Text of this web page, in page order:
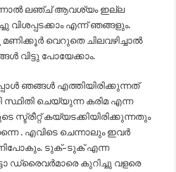
ലഞ്ച് ആവശ്യം ഇല്ല
വിശപ്പടക്കാം എന്ന് ഞങ്ങളും.
വെറുതെ ചിലവഴിച്ചാൽ
വിട്ടു പോയേക്കാം.
ഞങ്ങൾ എത്തിയിരിക്കുന്നത്
സ്ഥിതി ചെയ്യുന്ന കരിമ എന്ന
കയ്യടക്കിയിരിക്കുന്നതും
. എവിടെ ചെന്നാലും ഇവർ
ടുക്–ടുക് എന്ന
ഡ്രൈവർമാരെ കുറിച്ചു വളരെ